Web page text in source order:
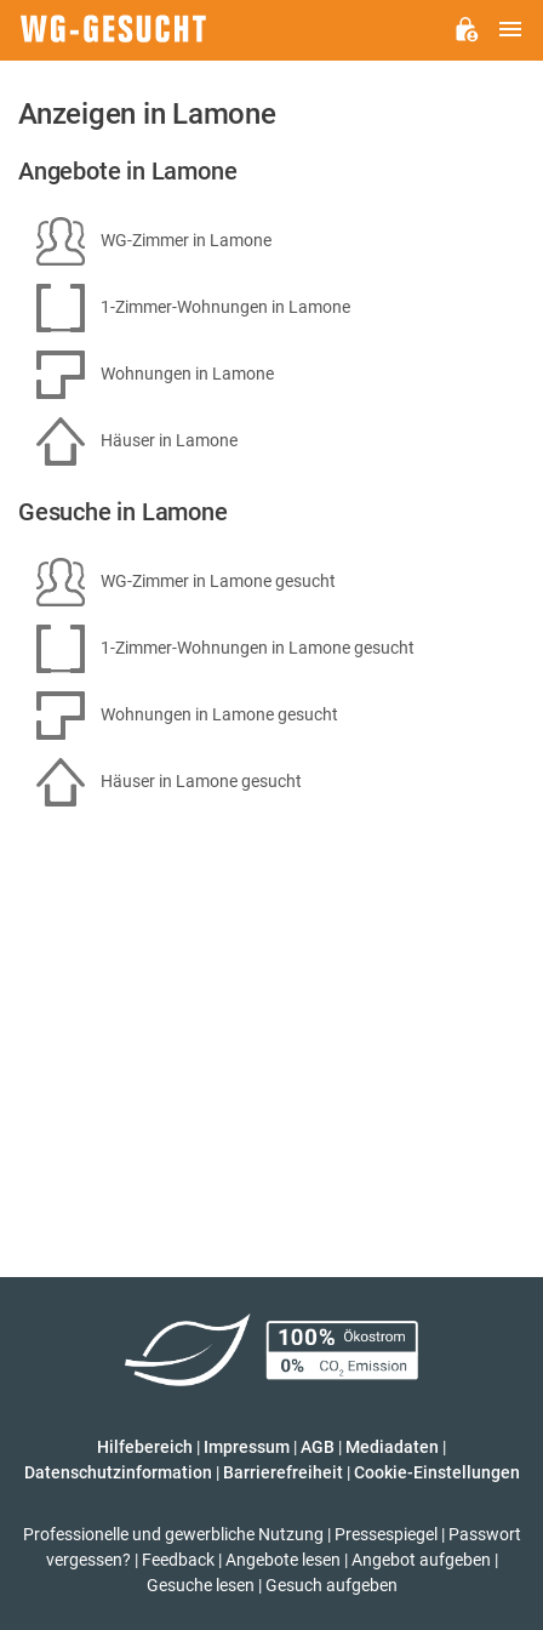
Anzeigen in Lamone
Angebote in Lamone
WG-Zimmer in Lamone
1-Zimmer-Wohnungen in Lamone
Wohnungen in Lamone
Häuser in Lamone
Gesuche in Lamone
WG-Zimmer in Lamone gesucht
1-Zimmer-Wohnungen in Lamone gesucht
Wohnungen in Lamone gesucht
Häuser in Lamone gesucht
Hilfebereich | Impressum |AGB | Mediadaten |
Datenschutzinformation | Barrierefreiheit | Cookie-Einstellungen
Professionelle und gewerbliche Nutzung | Pressespiegel | Passwort
vergessen? | Feedback | Angebote lesen | Angebot aufgeben |
Gesuche lesen | Gesuch aufgeben